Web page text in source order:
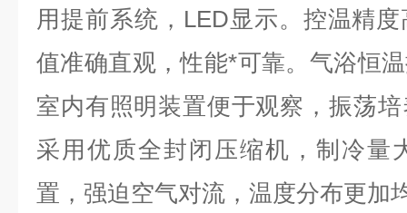
用提前系统，LED显示。控温精
值准确直观，性能*可靠。气浴恒
室内有照明装置便于观察，振荡
采用优质全封闭压缩机，制冷量
置，强迫空气对流，温度分布更加